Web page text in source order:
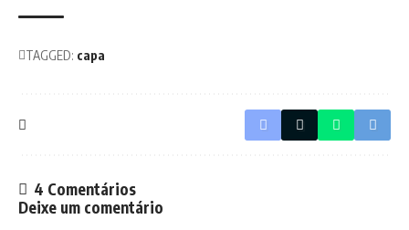
TAGGED: capa
4 Comentários
Deixe um comentário